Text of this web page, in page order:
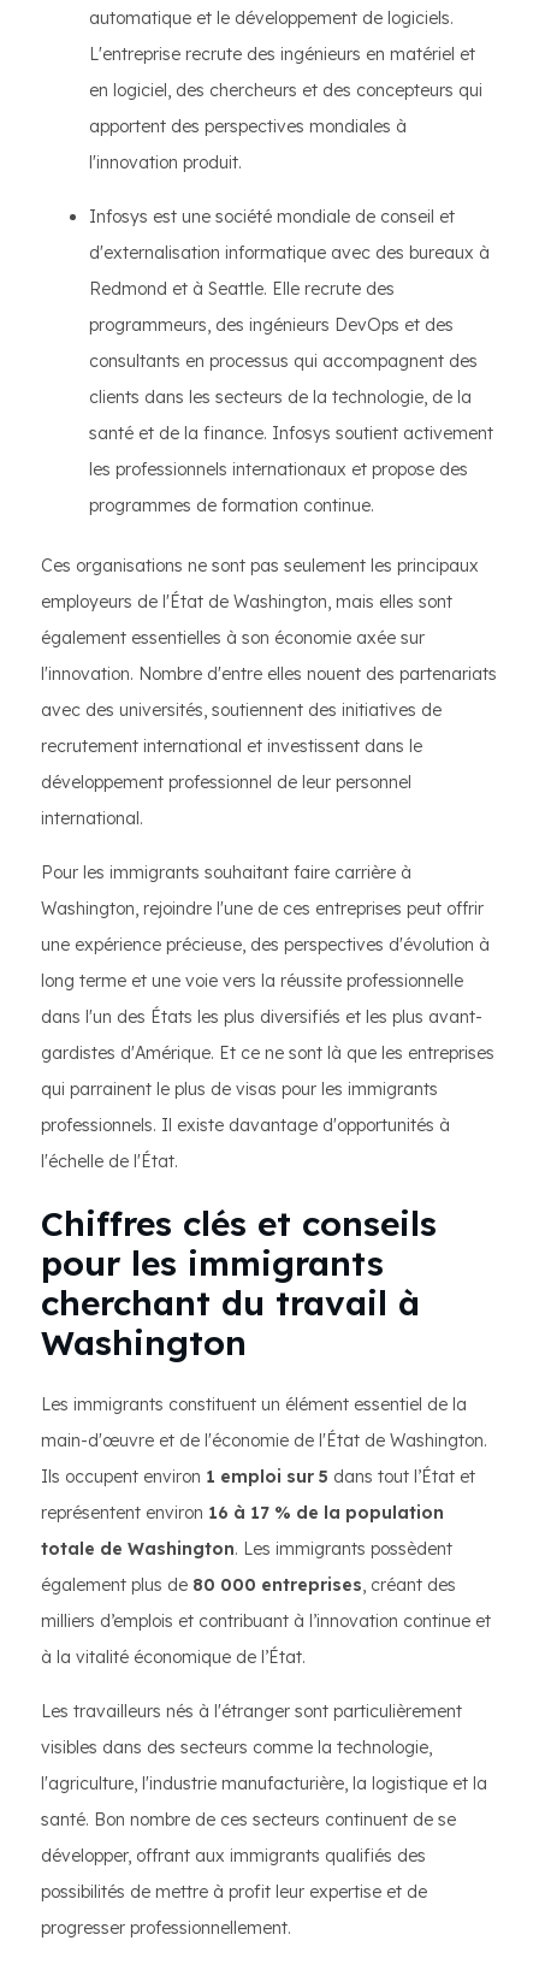
automatique et le développement de logiciels.
L'entreprise recrute des ingénieurs en matériel et
en logiciel, des chercheurs et des concepteurs qui
apportent des perspectives mondiales à
l'innovation produit.
Infosys est une société mondiale de conseil et
d'externalisation informatique avec des bureaux à
Redmond et à Seattle. Elle recrute des
programmeurs, des ingénieurs DevOps et des
consultants en processus qui accompagnent des
clients dans les secteurs de la technologie, de la
santé et de la finance. Infosys soutient activement
les professionnels internationaux et propose des
programmes de formation continue.
Ces organisations ne sont pas seulement les principaux
employeurs de l'État de Washington, mais elles sont
également essentielles à son économie axée sur
l'innovation. Nombre d'entre elles nouent des partenariats
avec des universités, soutiennent des initiatives de
recrutement international et investissent dans le
développement professionnel de leur personnel
international.
Pour les immigrants souhaitant faire carrière à
Washington, rejoindre l'une de ces entreprises peut offrir
une expérience précieuse, des perspectives d'évolution à
long terme et une voie vers la réussite professionnelle
dans l'un des États les plus diversifiés et les plus avant-
gardistes d'Amérique. Et ce ne sont là que les entreprises
qui parrainent le plus de visas pour les immigrants
professionnels. Il existe davantage d'opportunités à
l'échelle de l'État.
Chiffres clés et conseils
pour les immigrants
cherchant du travail à
Washington
Les immigrants constituent un élément essentiel de la
main-d'œuvre et de l'économie de l'État de Washington.
Ils occupent environ 1 emploi sur 5 dans tout l’État et
représentent environ 16 à 17 % de la population
totale de Washington. Les immigrants possèdent
également plus de 80 000 entreprises, créant des
milliers d’emplois et contribuant à l’innovation continue et
à la vitalité économique de l’État.
Les travailleurs nés à l'étranger sont particulièrement
visibles dans des secteurs comme la technologie,
l'agriculture, l'industrie manufacturière, la logistique et la
santé. Bon nombre de ces secteurs continuent de se
développer, offrant aux immigrants qualifiés des
possibilités de mettre à profit leur expertise et de
progresser professionnellement.